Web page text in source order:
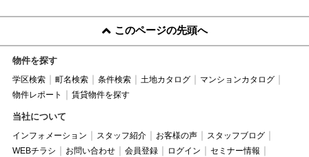
このページの先頭へ
物件を探す
学区検索 町名検索 条件検索 土地カタログ
マンションカタログ
物件レポート
賃貸物件を探す
当社について
インフォメーション スタッフ紹介 お客様の声
スタッフブログ
WEBチラシ
お問い合わせ 会員登録 ログイン
セミナー情報